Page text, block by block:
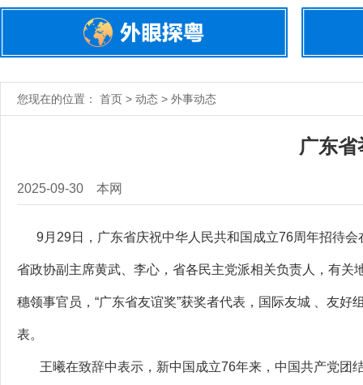
您现在的位置： 首页 > 动态 > 外事动态
广东
2025-09-30 本网
9月29日，广东省庆祝中华人民共和国成立76周年招待会
省政协副主席黄武、李心，省各民主党派相关负责人，有
穗领事官员，“广东省友谊奖”获奖者代表，国际友城 、友
表。
王曦在致辞中表示，新中国成立76年来，中国共产党团